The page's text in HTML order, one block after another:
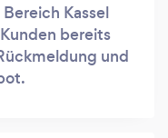
Kassel
bereits
und